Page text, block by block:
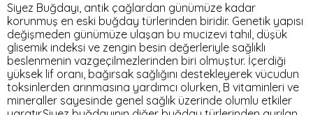
Siyez Buğdayı, antik çağlardan günümüze kadar
korunmuş en eski buğday türlerinden biridir. Genetik yapısı
değişmeden günümüze ulaşan bu mucizevi tahıl, düşük
glisemik indeksi ve zengin besin değerleriyle sağlıklı
beslenmenin vazgeçilmezlerinden biri olmuştur. İçerdiği
yüksek lif oranı, bağırsak sağlığını destekleyerek vücudun
toksinlerden arınmasına yardımcı olurken, B vitaminleri ve
mineraller sayesinde genel sağlık üzerinde olumlu etkiler